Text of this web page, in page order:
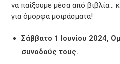
να παίξουμε μέσα από βιβλία…
για όμορφα μοιράσματα!
Σάββατο 1 Ιουνίου 2024,
συνοδούς τους.